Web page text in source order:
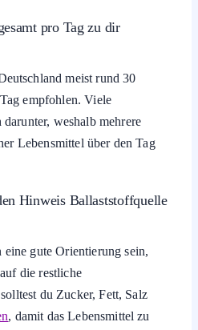
pro Tag zu dir
meist rund 30
empfohlen. Viele
weshalb mehrere
Lebensmittel über den Tag
Hinweis Ballaststoffquelle
gute Orientierung sein,
die restliche
du Zucker, Fett, Salz
, damit das Lebensmittel zu